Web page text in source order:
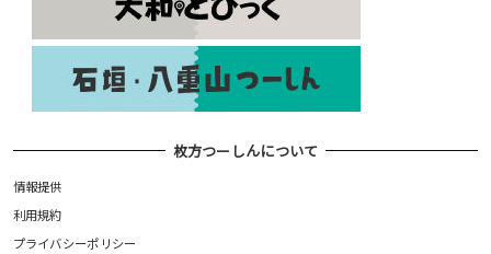
枚方つーしんについて
情報提供
利用規約
プライバシーポリシー